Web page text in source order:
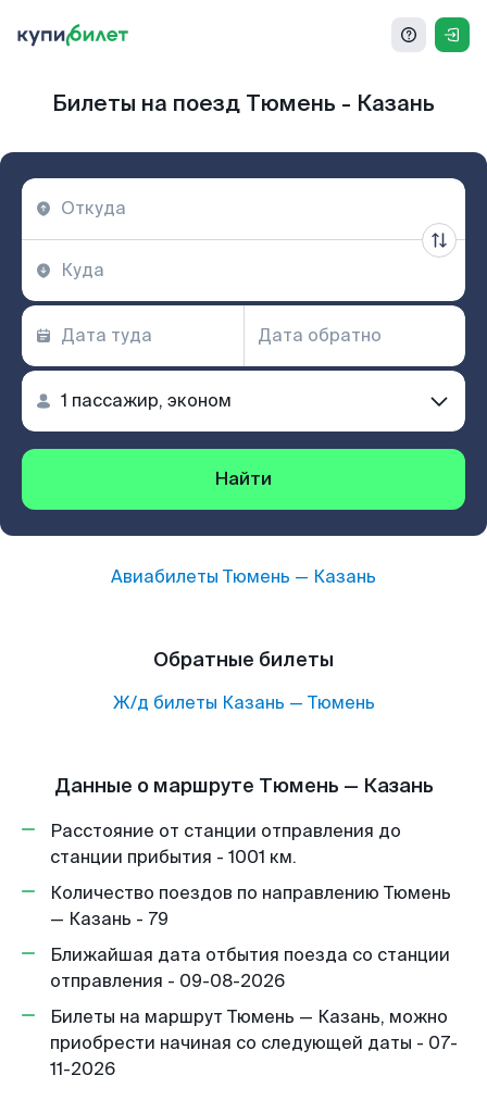
Билеты на поезд Тюмень - Казань
Найти
Авиабилеты Тюмень — Казань
Обратные билеты
Ж/д билеты Казань — Тюмень
Данные о маршруте Тюмень — Казань
Расстояние от станции отправления до
станции прибытия - 1001 км.
Количество поездов по направлению Тюмень
— Казань - 79
Ближайшая дата отбытия поезда со станции
отправления - 09-08-2026
Билеты на маршрут Тюмень — Казань, можно
приобрести начиная со следующей даты - 07-
11-2026